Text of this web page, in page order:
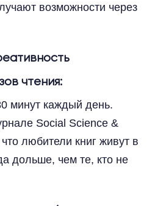
возможности через
чтения:
минут каждый день.
Social Science &
любители книг живут в
дольше, чем те, кто не